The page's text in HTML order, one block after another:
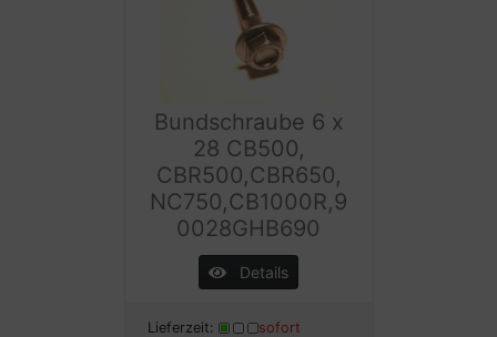
Bundschraube 6 x
28 CB500,
CBR500,CBR650,
NC750,CB1000R,9
0028GHB690
Details
Lieferzeit: sofort